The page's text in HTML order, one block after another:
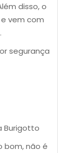
disso, o
vem com
segurança
bom, não é